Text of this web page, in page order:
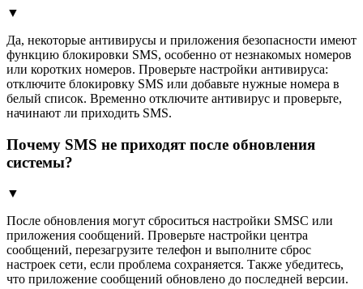
▼
Да, некоторые антивирусы и приложения безопасности имеют
функцию блокировки SMS, особенно от незнакомых номеров
или коротких номеров. Проверьте настройки антивируса:
отключите блокировку SMS или добавьте нужные номера в
белый список. Временно отключите антивирус и проверьте,
начинают ли приходить SMS.
Почему SMS не приходят после обновления
системы?
▼
После обновления могут сброситься настройки SMSC или
приложения сообщений. Проверьте настройки центра
сообщений, перезагрузите телефон и выполните сброс
настроек сети, если проблема сохраняется. Также убедитесь,
что приложение сообщений обновлено до последней версии.